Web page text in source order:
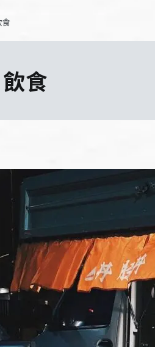
食
飲食